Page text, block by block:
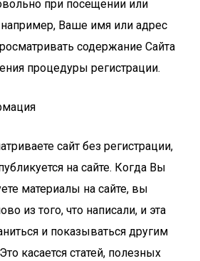
при посещении или
например, Ваше имя или адрес
содержание Сайта
процедуры регистрации.
сайт без регистрации,
на сайте. Когда Вы
материалы на сайте, вы
из того, что написали, и эта
и показываться другим
касается статей, полезных